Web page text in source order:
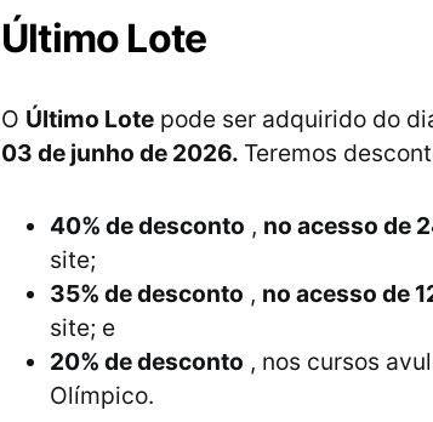
Último Lote
O Último Lote pode ser adquirido do
03 de junho de 2026. Teremos
40% de desconto , no acesso de
site;
35% de desconto , no acesso de
site; e
20% de desconto , nos cursos
Olímpico.